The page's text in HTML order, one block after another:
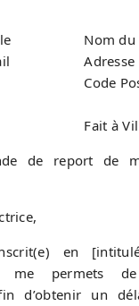
Nom
Code
Fait à
de report de
en
me permets
d’obtenir un